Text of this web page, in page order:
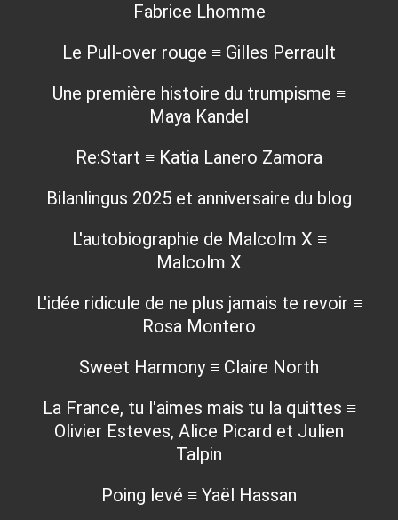
Fabrice Lhomme
Le Pull-over rouge ≡ Gilles Perrault
Une première histoire du trumpisme ≡
Maya Kandel
Re:Start ≡ Katia Lanero Zamora
Bilanlingus 2025 et anniversaire du blog
L'autobiographie de Malcolm X ≡
Malcolm X
L'idée ridicule de ne plus jamais te revoir ≡
Rosa Montero
Sweet Harmony ≡ Claire North
La France, tu l'aimes mais tu la quittes ≡
Olivier Esteves, Alice Picard et Julien
Talpin
Poing levé ≡ Yaël Hassan